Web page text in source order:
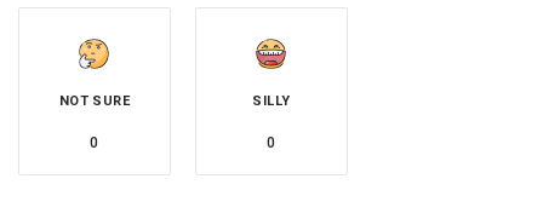
NOT SURE
0
SILLY
0